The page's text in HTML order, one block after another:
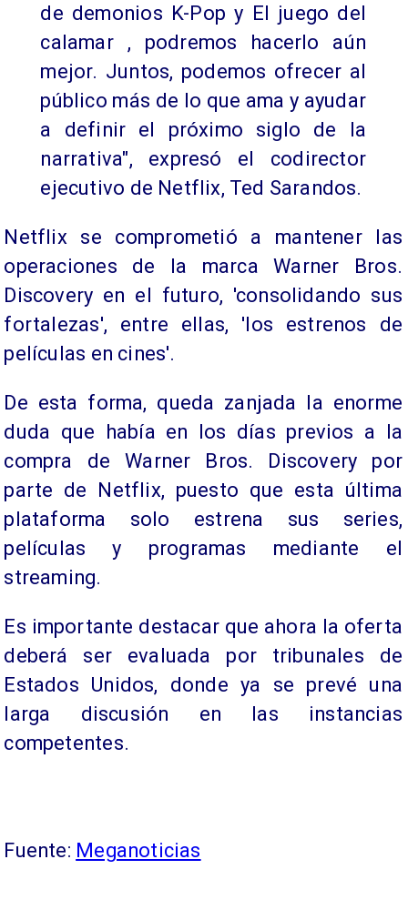
de demonios K-Pop y El juego del
calamar , podremos hacerlo aún
mejor. Juntos, podemos ofrecer al
público más de lo que ama y ayudar
a definir el próximo siglo de la
narrativa", expresó el codirector
ejecutivo de Netflix, Ted Sarandos.
Netflix se comprometió a mantener las
operaciones de la marca Warner Bros.
Discovery en el futuro, 'consolidando sus
fortalezas', entre ellas, 'los estrenos de
películas en cines'.
De esta forma, queda zanjada la enorme
duda que había en los días previos a la
compra de Warner Bros. Discovery por
parte de Netflix, puesto que esta última
plataforma solo estrena sus series,
películas y programas mediante el
streaming.
Es importante destacar que ahora la oferta
deberá ser evaluada por tribunales de
Estados Unidos, donde ya se prevé una
larga discusión en las instancias
competentes.
Fuente: Meganoticias